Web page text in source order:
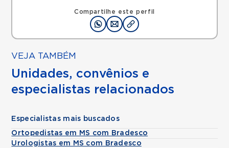
Compartilhe este perfil
VEJA TAMBÉM
Unidades, convênios e
especialistas relacionados
Especialistas mais buscados
Ortopedistas em MS com Bradesco
Urologistas em MS com Bradesco